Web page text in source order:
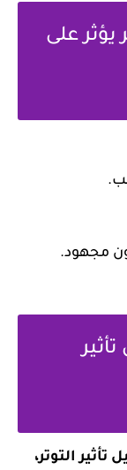
يؤثر على
مجهود.
التوتر،